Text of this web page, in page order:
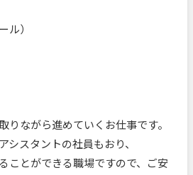
ル）
りながら進めていくお仕事です。
シスタントの社員もおり、
ことができる職場ですので、ご安